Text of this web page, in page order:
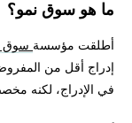
ما هو سوق نمو؟
أطلقت مؤسسة سوق
إدراج أقل من
في الإدراج، لكنه